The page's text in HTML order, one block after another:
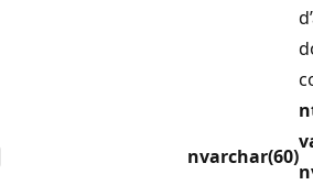
nvarchar(60)